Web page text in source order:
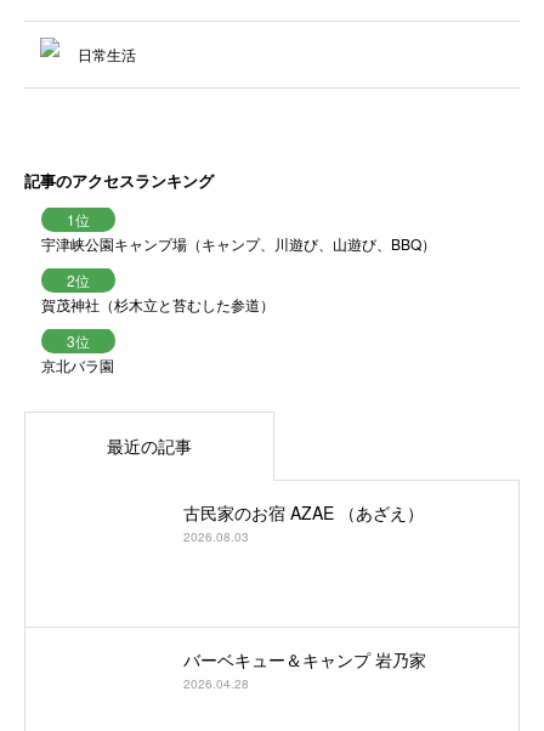
日常生活
記事のアクセスランキング
宇津峡公園キャンプ場（キャンプ、川遊び、山遊び、BBQ）
賀茂神社（杉木立と苔むした参道）
京北バラ園
最近の記事
古民家のお宿 AZAE （あざえ）
2026.08.03
バーベキュー＆キャンプ 岩乃家
2026.04.28